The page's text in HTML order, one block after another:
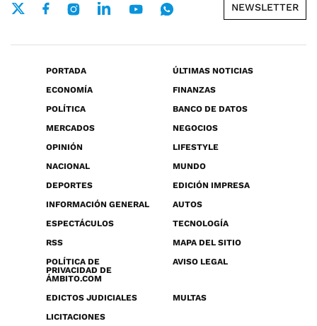
NEWSLETTER
PORTADA
ÚLTIMAS NOTICIAS
ECONOMÍA
FINANZAS
POLÍTICA
BANCO DE DATOS
MERCADOS
NEGOCIOS
OPINIÓN
LIFESTYLE
NACIONAL
MUNDO
DEPORTES
EDICIÓN IMPRESA
INFORMACIÓN GENERAL
AUTOS
ESPECTÁCULOS
TECNOLOGÍA
RSS
MAPA DEL SITIO
POLÍTICA DE
PRIVACIDAD DE
ÁMBITO.COM
AVISO LEGAL
EDICTOS JUDICIALES
MULTAS
LICITACIONES